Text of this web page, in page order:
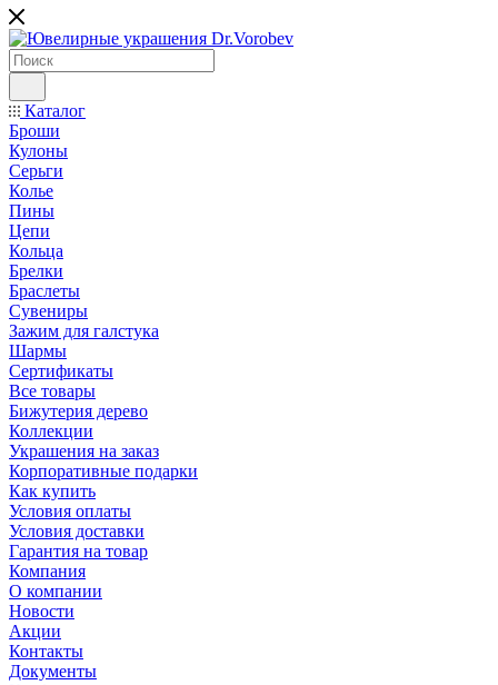
Каталог
Броши
Кулоны
Серьги
Колье
Пины
Цепи
Кольца
Брелки
Браслеты
Сувениры
Зажим для галстука
Шармы
Сертификаты
Все товары
Бижутерия дерево
Коллекции
Украшения на заказ
Корпоративные подарки
Как купить
Условия оплаты
Условия доставки
Гарантия на товар
Компания
О компании
Новости
Акции
Контакты
Документы